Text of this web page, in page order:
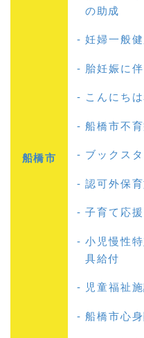
船橋市
の助成
妊婦一般
胎妊娠に
こんにち
船橋市不
ブックス
認可外保
子育て応
小児慢性
具給付
児童福祉
船橋市心